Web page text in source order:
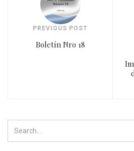
PREVIOUS POST
Boletín Nro 18